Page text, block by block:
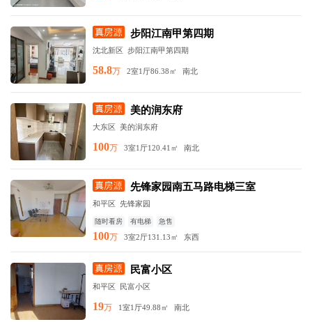
步阳江南甲第四期
沈北新区 步阳江南甲第四期
58.8万 2室1厅86.38㎡ 南北
美的润东府
大东区 美的润东府
100万 3室1厅120.41㎡ 南北
先锋家园南五马路电梯三室
和平区 先锋家园
随时看房 有电梯 急售
100万 3室2厅131.13㎡ 东西
民富小区
和平区 民富小区
19万 1室1厅49.88㎡ 南北